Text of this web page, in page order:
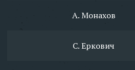
А. Монахов
С. Еркович